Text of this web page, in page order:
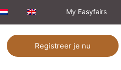
My Easyfairs
Registreer je nu